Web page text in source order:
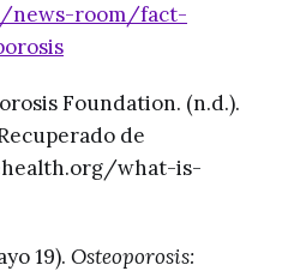
news-room/fact-
Foundation. (n.d.).
de
what-is-
19). Osteoporosis: